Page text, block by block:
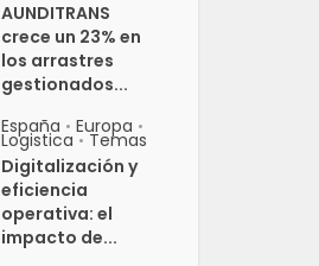
AUNDITRANS
crece un 23% en
los arrastres
gestionados...
España • Europa •
Logistica • Temas
Digitalización y
eficiencia
operativa: el
impacto de...